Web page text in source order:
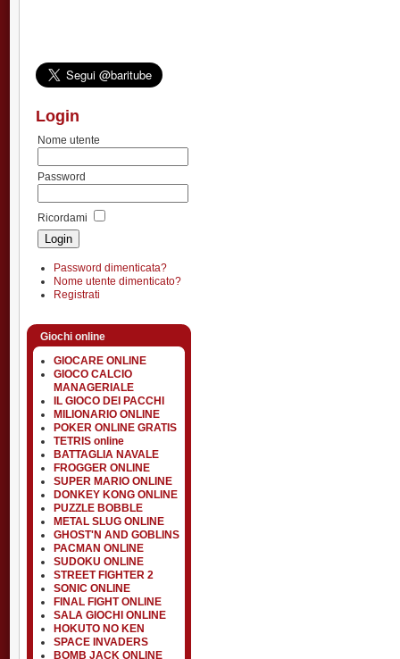
Login
Nome utente
Password
Ricordami
Password dimenticata?
Nome utente dimenticato?
Registrati
Giochi online
GIOCARE ONLINE
GIOCO CALCIO
MANAGERIALE
IL GIOCO DEI PACCHI
MILIONARIO ONLINE
POKER ONLINE GRATIS
TETRIS online
BATTAGLIA NAVALE
FROGGER ONLINE
SUPER MARIO ONLINE
DONKEY KONG ONLINE
PUZZLE BOBBLE
METAL SLUG ONLINE
GHOST'N AND GOBLINS
PACMAN ONLINE
SUDOKU ONLINE
STREET FIGHTER 2
SONIC ONLINE
FINAL FIGHT ONLINE
SALA GIOCHI ONLINE
HOKUTO NO KEN
SPACE INVADERS
BOMB JACK ONLINE